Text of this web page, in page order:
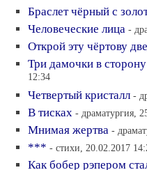
Браслет чёрный с
Человеческие лица -
Открой эту чёртову
Три дамочки в
12:34
Четвертый кристалл -
В тисках - драматургия,
Мнимая жертва -
*** - стихи, 20.02.2017
Как бобер рэпером